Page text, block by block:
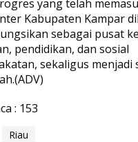
yang telah
Kabupaten Kampar
sebagai pusat
pendidikan, dan sosial
sekaligus menjadi
: 153
Riau